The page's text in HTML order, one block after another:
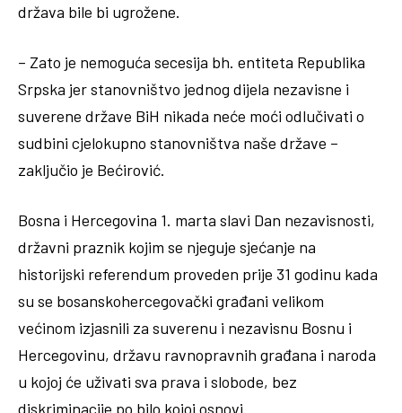
država bile bi ugrožene.
– Zato je nemoguća secesija bh. entiteta Republika
Srpska jer stanovništvo jednog dijela nezavisne i
suverene države BiH nikada neće moći odlučivati o
sudbini cjelokupno stanovništva naše države –
zaključio je Bećirović.
Bosna i Hercegovina 1. marta slavi Dan nezavisnosti,
državni praznik kojim se njeguje sjećanje na
historijski referendum proveden prije 31 godinu kada
su se bosanskohercegovački građani velikom
većinom izjasnili za suverenu i nezavisnu Bosnu i
Hercegovinu, državu ravnopravnih građana i naroda
u kojoj će uživati sva prava i slobode, bez
diskriminacije po bilo kojoj osnovi.